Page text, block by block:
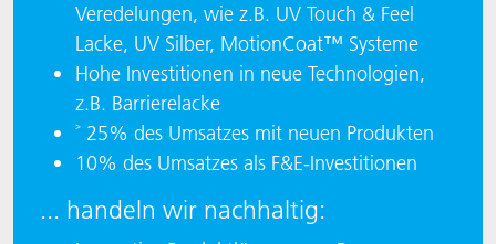
Veredelungen, wie z.B. UV Touch & Feel
Lacke, UV Silber, MotionCoat™ Systeme
Hohe Investitionen in neue Technologien,
z.B. Barrierelacke
˃ 25% des Umsatzes mit neuen Produkten
10% des Umsatzes als F&E-Investitionen
... handeln wir nachhaltig: